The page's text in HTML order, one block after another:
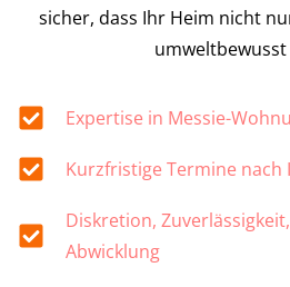
sicher, dass Ihr Heim nicht
Expertise in Messie-
Kurzfristige Termine nach
Diskretion,
Abwicklung